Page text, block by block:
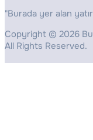
"Burada yer alan
Copyright © 2026
All Rights Reserved.